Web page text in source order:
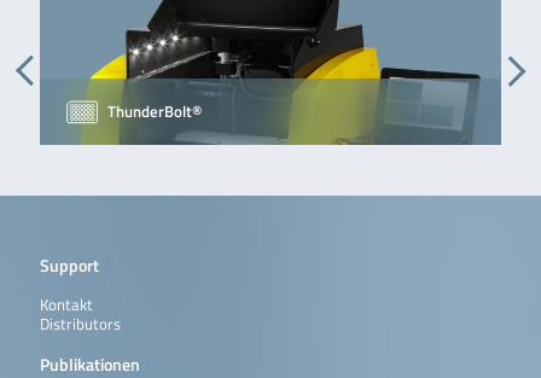
ThunderBolt®
Support
Kontakt
Distributors
Publikationen